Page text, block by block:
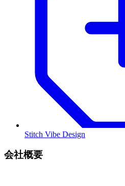
Stitch Vibe Design
会社概要